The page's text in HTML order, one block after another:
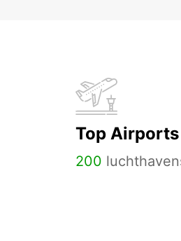
Top Airports
200